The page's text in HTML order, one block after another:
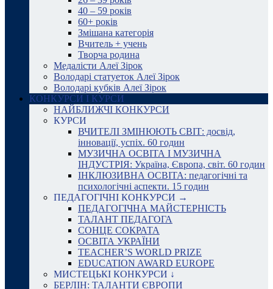
40 – 59 років
60+ років
Змішана категорія
Вчитель + учень
Творча родина
Медалісти Алеї Зірок
Володарі статуеток Алеї Зірок
Володарі кубків Алеї Зірок
КОНКУРСИ І КУРСИ
НАЙБЛИЖЧІ КОНКУРСИ
КУРСИ
ВЧИТЕЛІ ЗМІНЮЮТЬ СВІТ: досвід,
інновації, успіх. 60 годин
МУЗИЧНА ОСВІТА І МУЗИЧНА
ІНДУСТРІЯ: Україна, Європа, світ. 60 годин
ІНКЛЮЗИВНА ОСВІТА: педагогічні та
психологічні аспекти. 15 годин
ПЕДАГОГІЧНІ КОНКУРСИ →
ПЕДАГОГІЧНА МАЙСТЕРНІСТЬ
ТАЛАНТ ПЕДАГОГА
СОНЦЕ СОКРАТА
ОСВІТА УКРАЇНИ
TEACHER’S WORLD PRIZE
EDUCATION AWARD EUROPE
МИСТЕЦЬКІ КОНКУРСИ ↓
БЕРЛІН: ТАЛАНТИ ЄВРОПИ